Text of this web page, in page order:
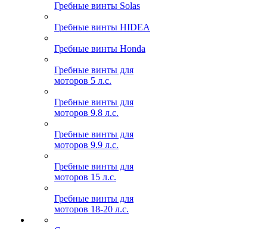
Гребные винты Solas
Гребные винты HIDEA
Гребные винты Honda
Гребные винты для
моторов 5 л.с.
Гребные винты для
моторов 9.8 л.с.
Гребные винты для
моторов 9.9 л.с.
Гребные винты для
моторов 15 л.с.
Гребные винты для
моторов 18-20 л.с.